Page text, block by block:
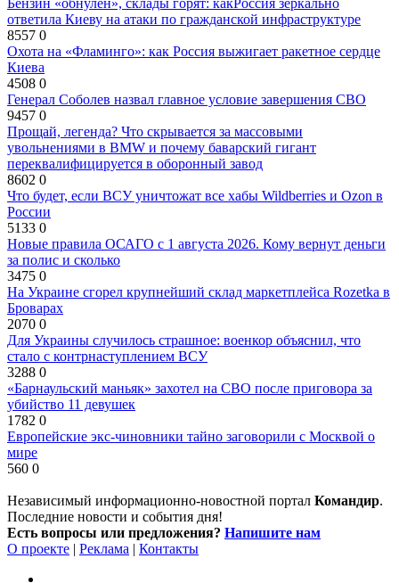
ответила Киеву на атаки по гражданской инфраструктуре
8557 0
Охота на «Фламинго»: как Россия выжигает ракетное сердце
Киева
4508 0
Генерал Соболев назвал главное условие завершения СВО
9457 0
Прощай, легенда? Что скрывается за массовыми
увольнениями в BMW и почему баварский гигант
переквалифицируется в оборонный завод
8602 0
Что будет, если ВСУ уничтожат все хабы Wildberries и Ozon в
России
5133 0
Новые правила ОСАГО с 1 августа 2026. Кому вернут деньги
за полис и сколько
3475 0
На Украине сгорел крупнейший склад маркетплейса Rozetka в
Броварах
2070 0
Для Украины случилось страшное: военкор объяснил, что
стало с контрнаступлением ВСУ
3288 0
«Барнаульский маньяк» захотел на СВО после приговора за
убийство 11 девушек
1782 0
Европейские экс-чиновники тайно заговорили с Москвой о
мире
560 0
Независимый информационно-новостной портал Командир.
Последние новости и события дня!
Есть вопросы или предложения? Напишите нам
О проекте | Реклама | Контакты